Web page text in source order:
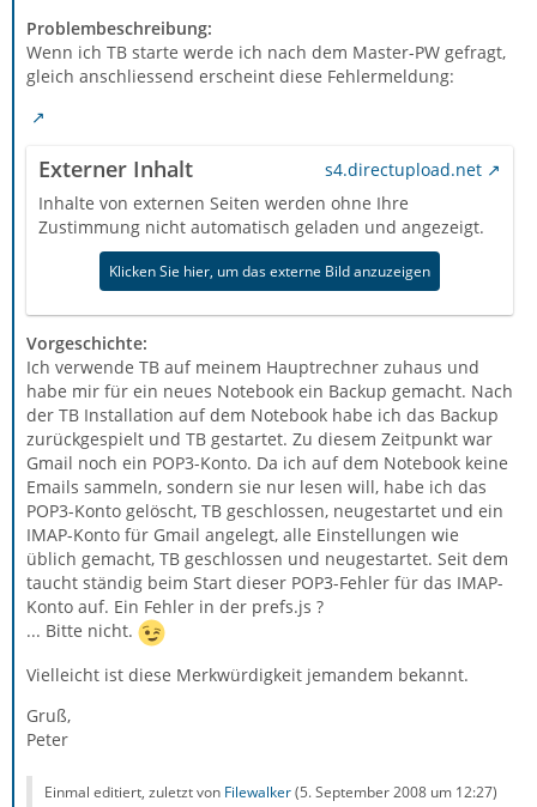
Problembeschreibung:
Wenn ich TB starte werde ich nach dem Master-PW gefragt,
gleich anschliessend erscheint diese Fehlermeldung:
Externer Inhalt
s4.directupload.net
Inhalte von externen Seiten werden ohne Ihre
Zustimmung nicht automatisch geladen und angezeigt.
Klicken Sie hier, um das externe Bild anzuzeigen
Vorgeschichte:
Ich verwende TB auf meinem Hauptrechner zuhaus und
habe mir für ein neues Notebook ein Backup gemacht. Nach
der TB Installation auf dem Notebook habe ich das Backup
zurückgespielt und TB gestartet. Zu diesem Zeitpunkt war
Gmail noch ein POP3-Konto. Da ich auf dem Notebook keine
Emails sammeln, sondern sie nur lesen will, habe ich das
POP3-Konto gelöscht, TB geschlossen, neugestartet und ein
IMAP-Konto für Gmail angelegt, alle Einstellungen wie
üblich gemacht, TB geschlossen und neugestartet. Seit dem
taucht ständig beim Start dieser POP3-Fehler für das IMAP-
Konto auf. Ein Fehler in der prefs.js ?
... Bitte nicht.
Vielleicht ist diese Merkwürdigkeit jemandem bekannt.
Gruß,
Peter
Einmal editiert, zuletzt von Filewalker(5. September 2008 um 12:27)